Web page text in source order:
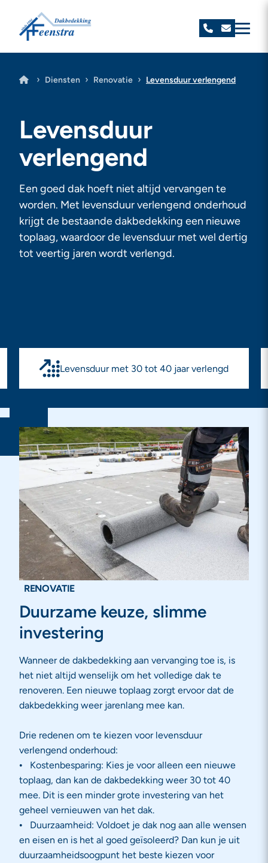
Levensduur
verlengend
Een goed dak hoeft niet altijd vervangen te
worden. Met levensduur verlengend onderhoud
krijgt de bestaande dakbedekking een nieuwe
toplaag, waardoor de levensduur met wel dertig
tot veertig jaren wordt verlengd.
› Diensten › Renovatie › Levensduur verlengend
Levensduur met 30 tot 40 jaar verlengd
RENOVATIE
Duurzame keuze, slimme
investering
Wanneer de dakbedekking aan vervanging toe is, is
het niet altijd wenselijk om het volledige dak te
renoveren. Een nieuwe toplaag zorgt ervoor dat de
dakbedekking weer jarenlang mee kan.
Drie redenen om te kiezen voor levensduur
verlengend onderhoud:
Kostenbesparing: Kies je voor alleen een nieuwe
toplaag, dan kan de dakbedekking weer 30 tot 40
mee. Dit is een minder grote investering van het
geheel vernieuwen van het dak.
Duurzaamheid: Voldoet je dak nog aan alle wensen
en eisen en is het al goed geïsoleerd? Dan kun je uit
duurzaamheidsoogpunt het beste kiezen voor